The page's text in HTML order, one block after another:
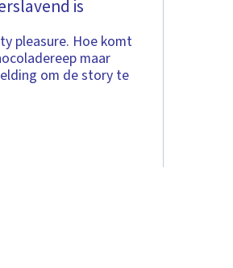
is
pleasure. Hoe komt
maar
om de story te